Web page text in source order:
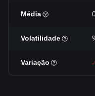
Média
Volatilidade
Variação